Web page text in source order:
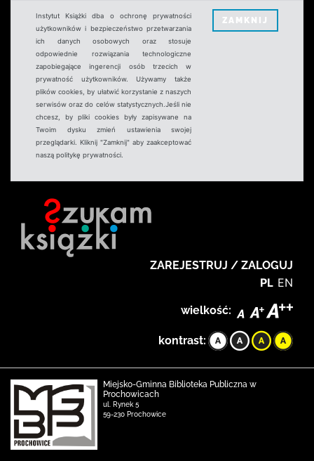
Instytut Książki dba o ochronę prywatności
użytkowników i bezpieczeństwo przetwarzania
ich danych osobowych oraz stosuje
odpowiednie rozwiązania technologiczne
zapobiegające ingerencji osób trzecich w
prywatność użytkowników. Używamy także
plików cookies, by ułatwić korzystanie z naszych
serwisów oraz do celów statystycznych.Jeśli nie
chcesz, by pliki cookies były zapisywane na
Twoim dysku zmień ustawienia swojej
przeglądarki. Kliknij "Zamknij" aby zaakceptować
naszą politykę prywatności.
ZAMKNIJ
ZAREJESTRUJ / ZALOGUJ
PL EN
wielkość:
kontrast:
Miejsko-Gminna Biblioteka Publiczna w
Prochowicach
ul. Rynek 5
59-230 Prochowice